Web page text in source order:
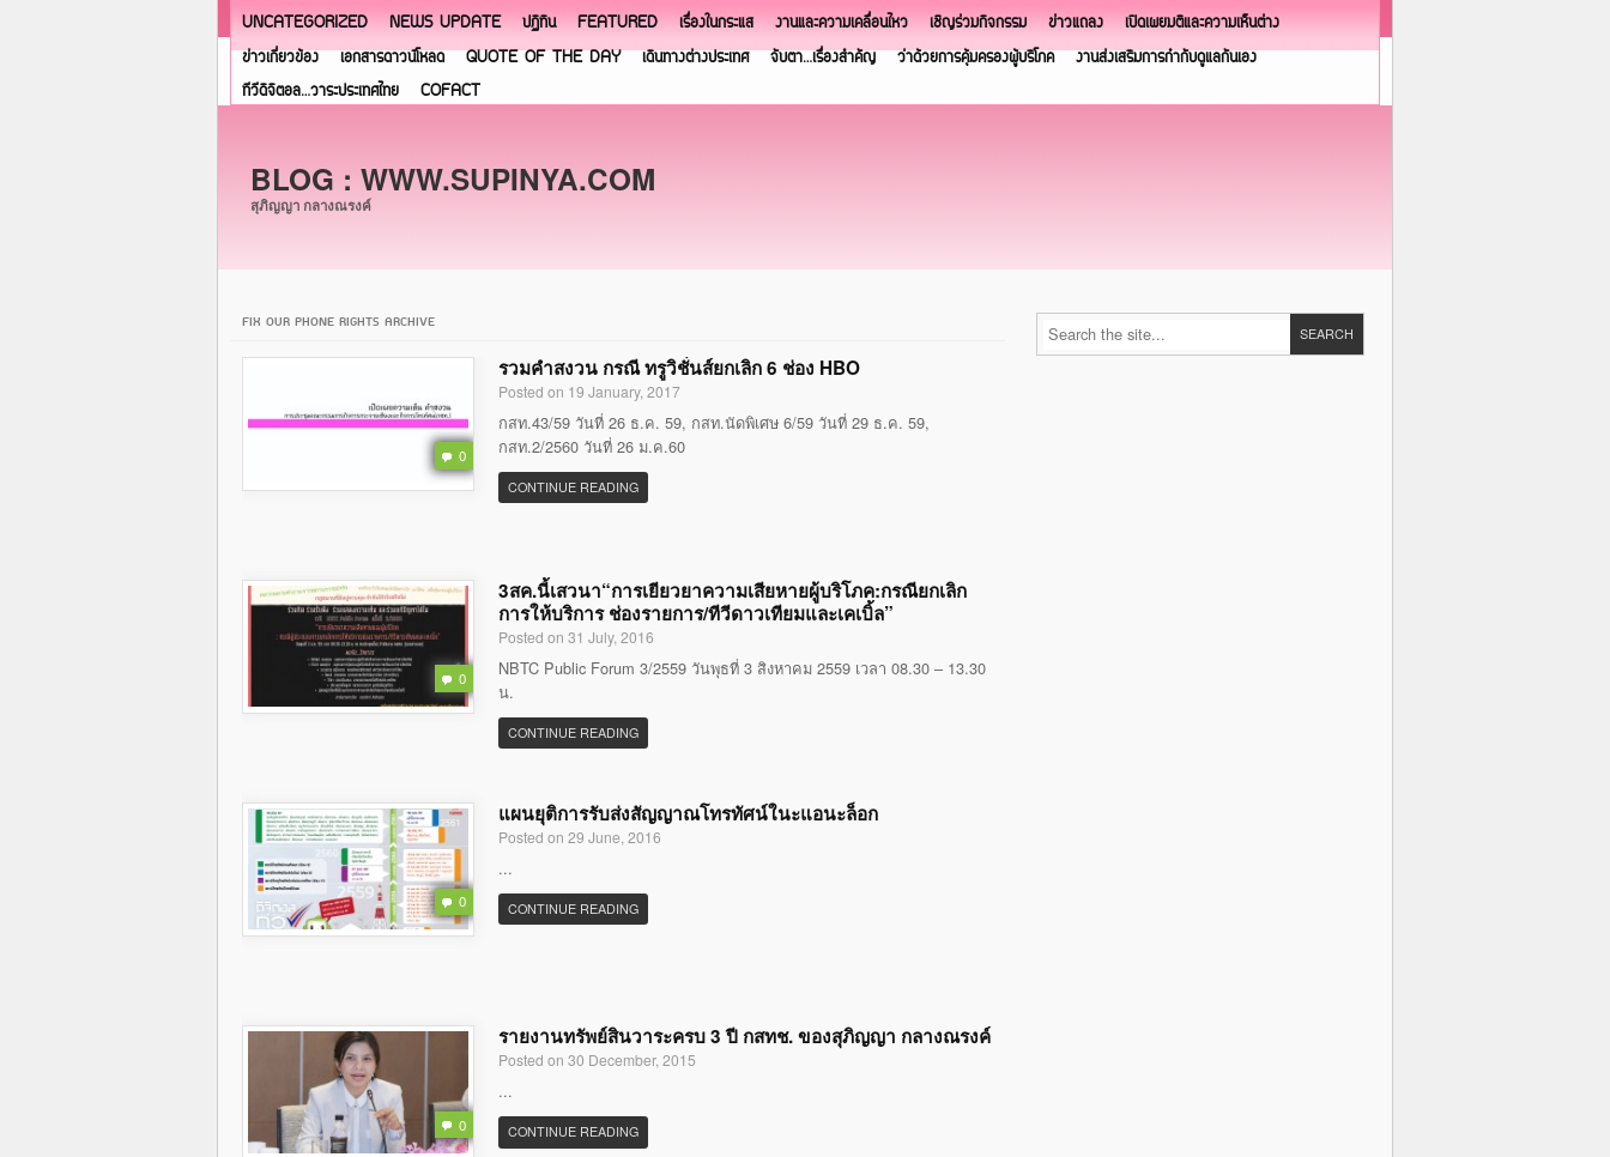
UNCATEGORIZED NEWS UPDATE ปฏิทิน FEATURED เรื่องในกระแส งานและความเคลื่อนไหว เชิญร่วมกิจกรรม ข่าวแถลง
เปิดเผยมติและความเห็นต่าง
ข่าวเกี่ยวข้อง
เอกสารดาวน์โหลด QUOTE OF THE DAY เดินทางต่างประเทศ จับตา…เรื่องสำคัญ ว่าด้วยการคุ้มครองผู้บริโภค
งานส่งเสริมการกำกับดูแลกันเอง
ทีวีดิจิตอล…วาระประเทศไทย
COFACT
BLOG : WWW.SUPINYA.COM
สุภิญญา กลางณรงค์
FIX OUR PHONE RIGHTS ARCHIVE
0
รวมคำสงวน กรณี ทรูวิชั่นส์ยกเลิก 6 ช่อง HBO
Posted on 19 January, 2017
กสท.43/59 วันที่ 26 ธ.ค. 59, กสท.นัดพิเศษ 6/59 วันที่ 29 ธ.ค. 59,
กสท.2/2560 วันที่ 26 ม.ค.60
CONTINUE READING
0
3สค.นี้เสวนา“การเยียวยาความเสียหายผู้บริโภค:กรณียกเลิก
การให้บริการ ช่องรายการ/ทีวีดาวเทียมและเคเบิ้ล”
Posted on 31 July, 2016
NBTC Public Forum 3/2559 วันพุธที่ 3 สิงหาคม 2559 เวลา 08.30 – 13.30
น.
CONTINUE READING
0
แผนยุติการรับส่งสัญญาณโทรทัศน์ในะแอนะล็อก
Posted on 29 June, 2016
...
CONTINUE READING
0
รายงานทรัพย์สินวาระครบ 3 ปี กสทช. ของสุภิญญา กลางณรงค์
Posted on 30 December, 2015
...
CONTINUE READING